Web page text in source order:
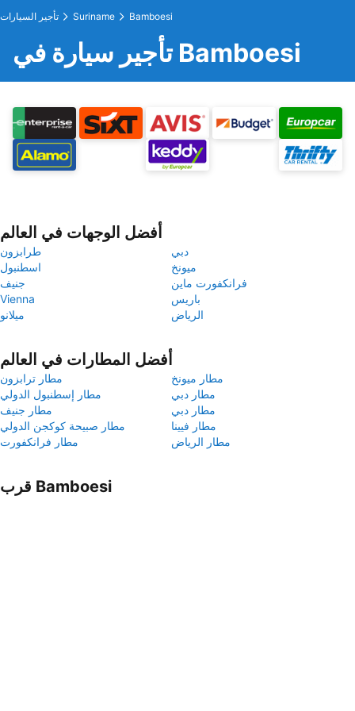
تأجير السيارات Suriname Bamboesi
تأجير سيارة في Bamboesi
أفضل الوجهات في العالم
طرابزون
دبي
اسطنبول
ميونخ
جنيف
فرانكفورت ماين
Vienna
باريس
ميلانو
الرياض
أفضل المطارات في العالم
مطار ترابزون
مطار ميونخ
مطار إسطنبول الدولي
مطار دبي
مطار جنيف
مطار دبي
مطار صبيحة كوكجن الدولي
مطار فيينا
مطار فرانكفورت
مطار الرياض
قرب Bamboesi